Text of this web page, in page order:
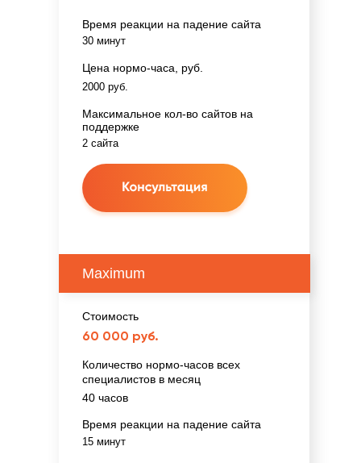
Maximum
60 000 руб.
30 минут
2 сайта
2000 руб.
40 часов
15 минут
Время реакции на падение сайта
Количество нормо-часов всех
специалистов в месяц
Время реакции на падение сайта
Максимальное кол-во сайтов на
поддержке
Цена нормо-часа, руб.
Стоимость